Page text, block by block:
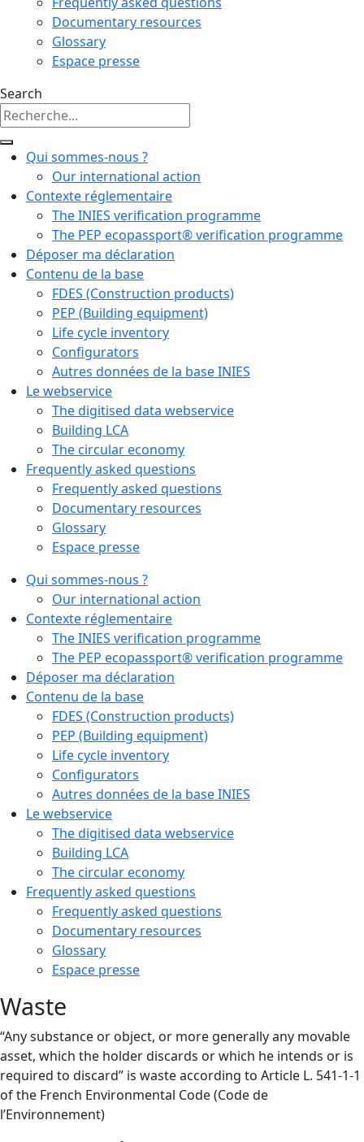
Documentary resources
Glossary
Espace presse
Search
Qui sommes-nous ?
Our international action
Contexte réglementaire
The INIES verification programme
The PEP ecopassport® verification programme
Déposer ma déclaration
Contenu de la base
FDES (Construction products)
PEP (Building equipment)
Life cycle inventory
Configurators
Autres données de la base INIES
Le webservice
The digitised data webservice
Building LCA
The circular economy
Frequently asked questions
Frequently asked questions
Documentary resources
Glossary
Espace presse
Qui sommes-nous ?
Our international action
Contexte réglementaire
The INIES verification programme
The PEP ecopassport® verification programme
Déposer ma déclaration
Contenu de la base
FDES (Construction products)
PEP (Building equipment)
Life cycle inventory
Configurators
Autres données de la base INIES
Le webservice
The digitised data webservice
Building LCA
The circular economy
Frequently asked questions
Frequently asked questions
Documentary resources
Glossary
Espace presse
Waste
“Any substance or object, or more generally any movable
asset, which the holder discards or which he intends or is
required to discard” is waste according to Article L. 541-1-1
of the French Environmental Code (Code de
l’Environnement)